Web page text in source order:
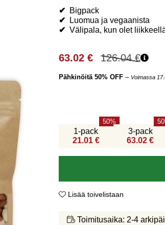
✔ Bigpack
✔ Luomua ja vegaanista
✔ Välipala, kun olet
126.04€
63.02 €
Pähkinöitä 50% OFF – Voimassa
1-pack
21.01 €
50
3-pack
63.02 €
50
Lisää toivelistaan
Toimitusaika: 2-4